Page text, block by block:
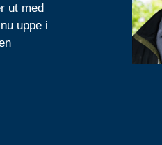
ut med
uppe i